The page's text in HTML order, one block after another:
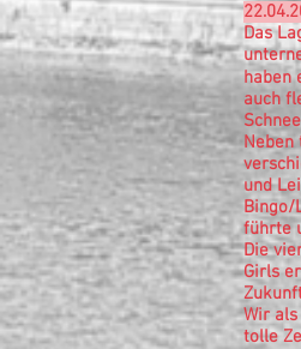
Das
haben
auch
Neben
und
Bingo/
führte
Die
Girls
Wir
tolle